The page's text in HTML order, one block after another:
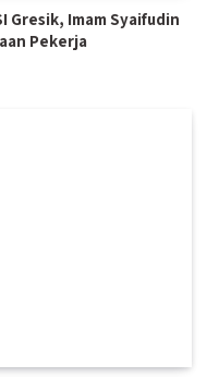
Gresik, Imam Syaifudin
Pekerja